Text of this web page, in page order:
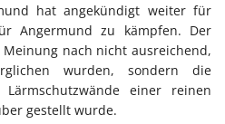
hat angekündigt weiter für
Angermund zu kämpfen. Der
nach nicht ausreichend,
wurden, sondern die
einer reinen
gestellt wurde.